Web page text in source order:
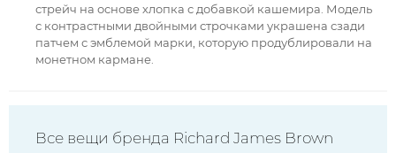
стрейч на основе хлопка с добавкой кашемира. Модель
с контрастными двойными строчками украшена сзади
патчем с эмблемой марки, которую продублировали на
монетном кармане.
Все вещи бренда Richard James Brown